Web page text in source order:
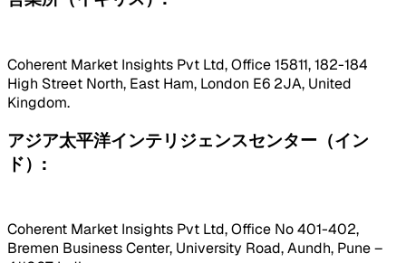
Coherent Market Insights Pvt Ltd, Office 15811, 182-184
High Street North, East Ham, London E6 2JA, United
Kingdom.
アジア太平洋インテリジェンスセンター（イン
ド）:
Coherent Market Insights Pvt Ltd, Office No 401-402,
Bremen Business Center, University Road, Aundh, Pune –